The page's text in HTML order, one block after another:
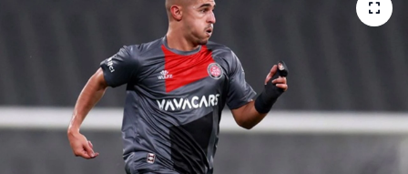
Ramazan
Resmi İlanlar
Rüya Tabirleri